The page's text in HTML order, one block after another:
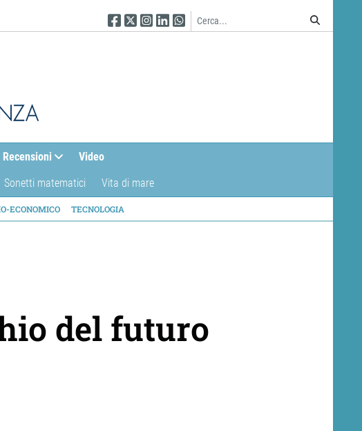
Seguici su Facebook
Seguici su Twitter
Seguici su Instagram
Seguici su Linkedin
Seguici su WhatsApp
Recensioni Video
Sonetti matematici Vita di mare
ECONOMICO TECNOLOGIA
del futuro